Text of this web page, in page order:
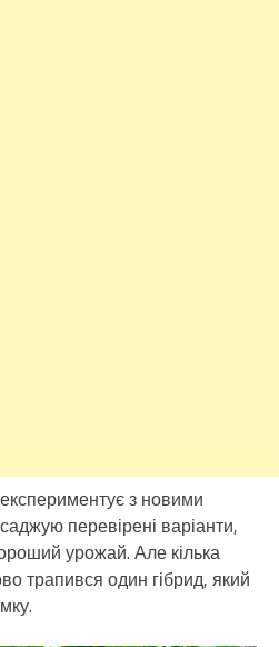
з новими
перевірені варіанти,
урожай. Але кілька
трапився один гібрид, який